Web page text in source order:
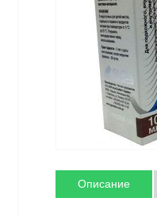
Описание